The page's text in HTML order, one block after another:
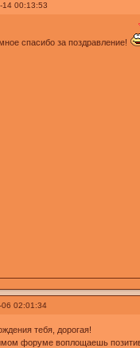
14 00:13:53
спасибо за поздравление!
06 02:01:34
тебя, дорогая!
форуме воплощаешь